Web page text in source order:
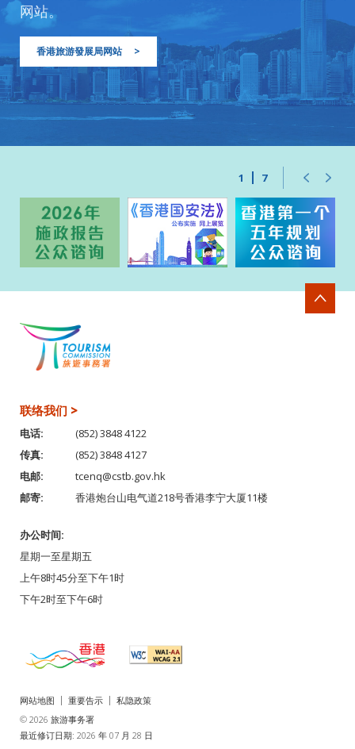
网站。
香港旅游發展局网站 >
1 7
联络我们 >
电话:
(852) 3848 4122
传真:
(852) 3848 4127
电邮:
tcenq@cstb.gov.hk
邮寄:
香港炮台山电气道218号香港李宁大厦11楼
办公时间:
星期一至星期五
上午8时45分至下午1时
下午2时至下午6时
网站地图 重要告示
私隐政策
© 2026 旅游事务署
最近修订日期: 2026 年 07 月 28 日